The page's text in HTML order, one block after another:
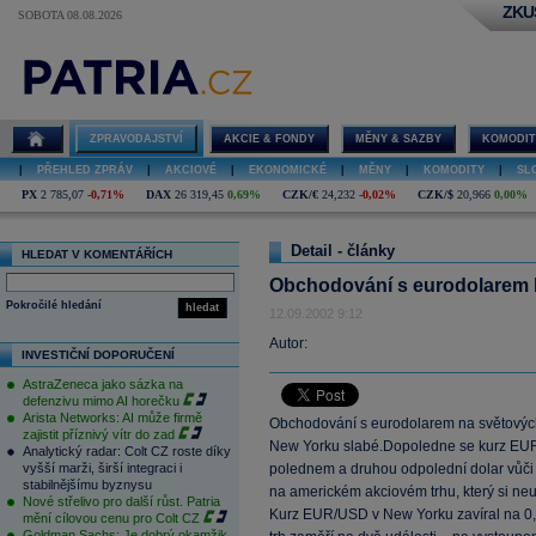
SOBOTA 08.08.2026
ZPRAVODAJSTVÍ AKCIE & FONDY MĚNY & SAZBY
PŘEHLED ZPRÁV AKCIOVÉ EKONOMICKÉ MĚNY KOMODITY
PX 2 785,07 -0,71% DAX 26 319,45 0,69% CZK/€ 24,232 -0,02% CZK/$ 20,966 0,00%
HLEDAT V KOMENTÁŘÍCH
hledat
Pokročilé hledání
INVESTIČNÍ DOPORUČENÍ
AstraZeneca jako sázka na
defenzivu mimo AI horečku
Arista Networks: AI může firmě
zajistit příznivý vítr do zad
Analytický radar: Colt CZ roste díky
vyšší marži, širší integraci i
stabilnějšímu byznysu
Nové střelivo pro další růst. Patria
mění cílovou cenu pro Colt CZ
Detail - články
Obchodování s eurodolarem
12.09.2002 9:12
Autor:
Obchodování s eurodolarem na
New Yorku slabé.Dopoledne se kurz
polednem a druhou odpolední dolar
na americkém akciovém trhu, který si
Kurz EUR/USD v New Yorku zavíral na